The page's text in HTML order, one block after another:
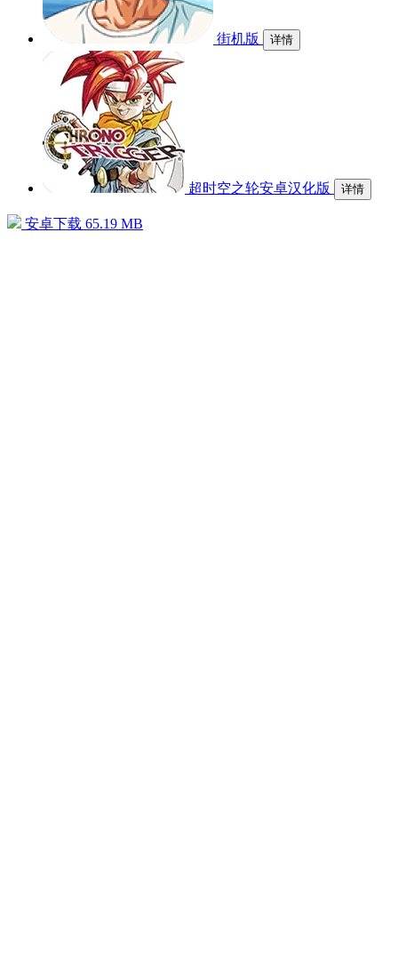
街机版 详情
超时空之轮安卓汉化版 详情
安卓下载 65.19 MB